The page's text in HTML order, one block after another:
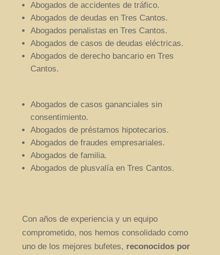
Abogados de accidentes de tráfico.
Abogados de deudas en Tres Cantos.
Abogados penalistas en Tres Cantos.
Abogados de casos de deudas eléctricas.
Abogados de derecho bancario en Tres
Cantos.
Abogados de casos gananciales sin
consentimiento.
Abogados de préstamos hipotecarios.
Abogados de fraudes empresariales.
Abogados de familia.
Abogados de plusvalía en Tres Cantos.
Con años de experiencia y un equipo
comprometido, nos hemos consolidado como
uno de los mejores bufetes, reconocidos por